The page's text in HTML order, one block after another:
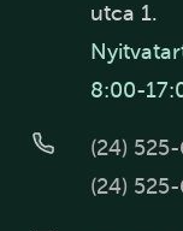
utca 1.
8:00-
(24)
(24) 525-